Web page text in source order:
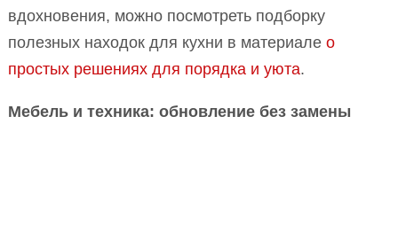
вдохновения, можно посмотреть подборку
полезных находок для кухни в материале о
простых решениях для порядка и уюта.
Мебель и техника: обновление без замены